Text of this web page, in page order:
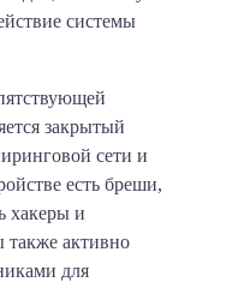
системы
закрытый
сети и
есть бреши,
хакеры и
активно
для